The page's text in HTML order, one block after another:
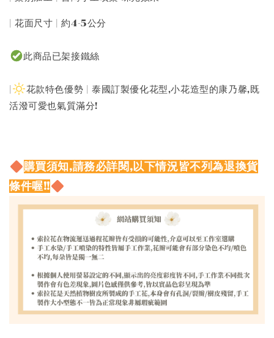
| 花面尺寸 | 約4-5公分
此商品已架接鐵絲
花款特色優勢 | 泰國訂製優化花型,小花造型的康乃馨,既
活潑可愛也氣質滿分!
購買須知,請務必詳閱,以下情況皆不列為退換貨
條件喔!!